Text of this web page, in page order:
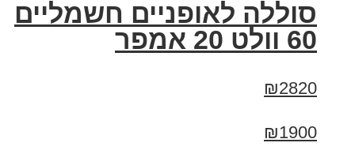
סוללה לאופניים חשמליים
60 וולט 20 אמפר
₪2820
₪1900